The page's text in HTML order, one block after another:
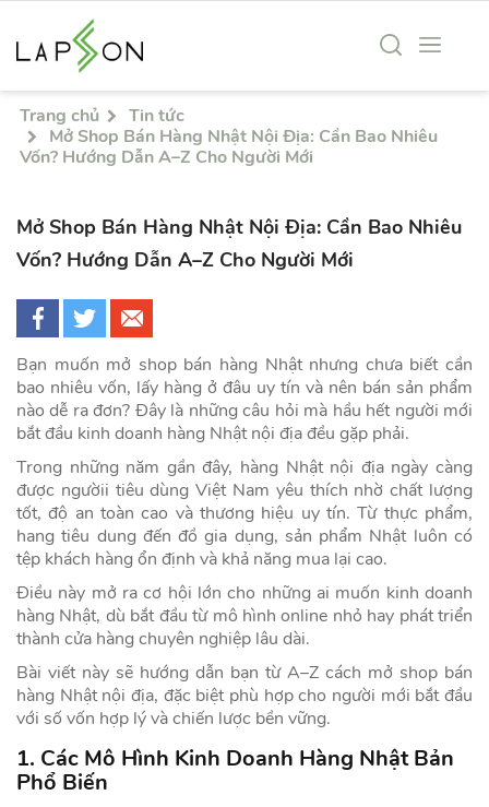
DÀNH CHO ĐẠI LÝ
Chính sách thanh toán
Chính sách giao hàng
Chính sách bảo mậtTin tức
Trang chủ
Tin tức
Mở Shop Bán Hàng Nhật Nội Địa: Cần Bao Nhiêu
Vốn? Hướng Dẫn A–Z Cho Người Mới
Mở Shop Bán Hàng Nhật Nội Địa: Cần Bao Nhiêu
Vốn? Hướng Dẫn A–Z Cho Người Mới
Bạn muốn mở shop bán hàng Nhật nhưng chưa biết cần
bao nhiêu vốn, lấy hàng ở đâu uy tín và nên bán sản phẩm
nào dễ ra đơn? Đây là những câu hỏi mà hầu hết người mới
bắt đầu kinh doanh hàng Nhật nội địa đều gặp phải.
Trong những năm gần đây, hàng Nhật nội địa ngày càng
được ngườii tiêu dùng Việt Nam yêu thích nhờ chất lượng
tốt, độ an toàn cao và thương hiệu uy tín. Từ thực phẩm,
hang tiêu dung đến đồ gia dụng, sản phẩm Nhật luôn có
tệp khách hàng ổn định và khả năng mua lại cao.
Điều này mở ra cơ hội lớn cho những ai muốn kinh doanh
hàng Nhật, dù bắt đầu từ mô hình online nhỏ hay phát triển
thành cửa hàng chuyên nghiệp lâu dài.
Bài viết này sẽ hướng dẫn bạn từ A–Z cách mở shop bán
hàng Nhật nội địa, đặc biệt phù hợp cho người mới bắt đầu
với số vốn hợp lý và chiến lược bền vững.
1. Các Mô Hình Kinh Doanh Hàng Nhật Bản
Phổ Biến